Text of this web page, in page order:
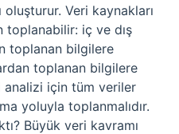
Veri kaynakları
toplanabilir: iç ve dış
toplanan bilgilere
toplanan bilgilere
analizi için tüm veriler
yoluyla toplanmalıdır.
Büyük veri kavramı